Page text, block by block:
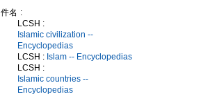
件名
LCSH :
Islamic civilization --
Encyclopedias
LCSH : Islam -- Encyclopedias
LCSH :
Islamic countries --
Encyclopedias